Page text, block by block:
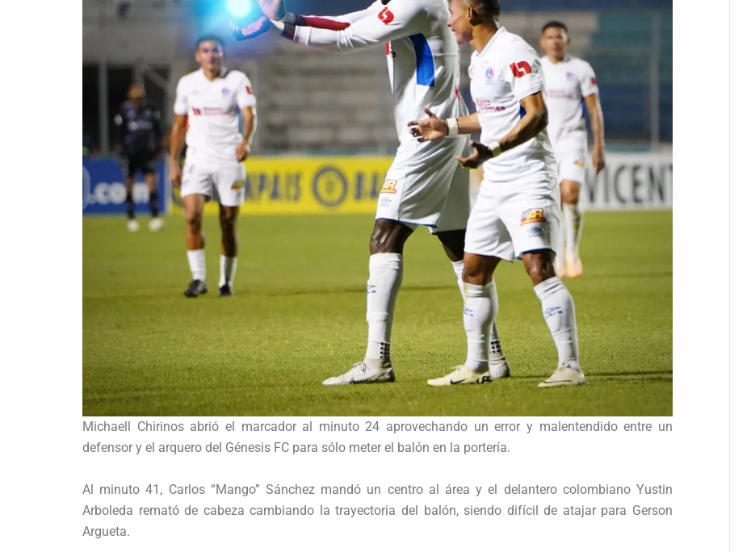
Michaell Chirinos abrió el marcador al minuto 24 aprovechando un error y malentendido entre un
defensor y el arquero del Génesis FC para sólo meter el balón en la portería.
Al minuto 41, Carlos “Mango” Sánchez mandó un centro al área y el delantero colombiano Yustin
Arboleda remató de cabeza cambiando la trayectoria del balón, siendo difícil de atajar para Gerson
Argueta.